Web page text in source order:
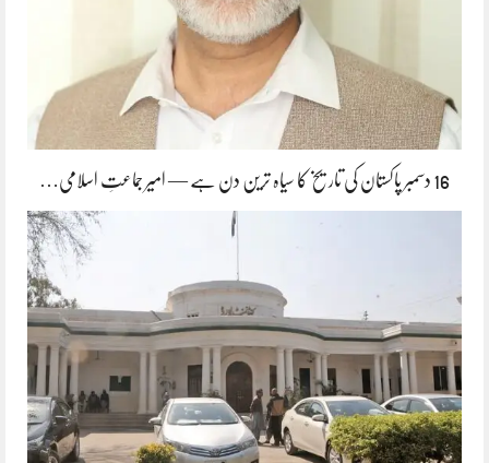
16 دسمبر پاکستان کی تاریخ کا سیاہ ترین دن ہے — امیر جماعتِ اسلامی…